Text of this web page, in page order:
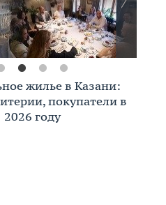
жилье в Казани:
покупатели в
2026 году